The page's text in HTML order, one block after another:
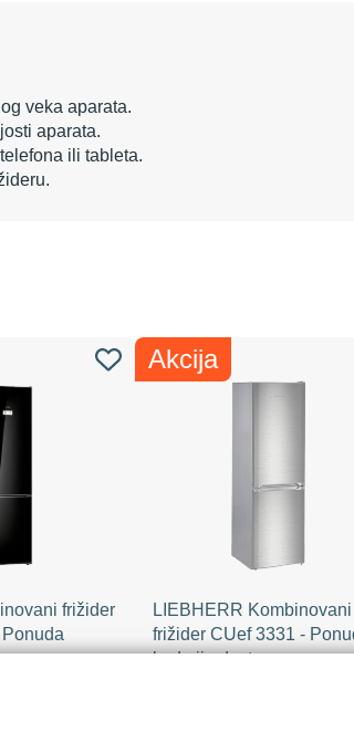
veka aparata.
aparata.
ili tableta.
frižider
LIEBHERR Kombinovani
frižider CUef 3331 -
kad nije dostupno
Akcija